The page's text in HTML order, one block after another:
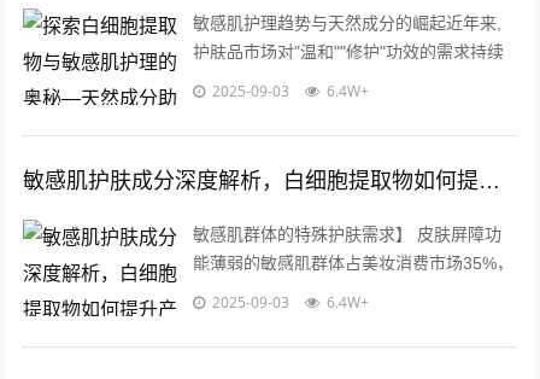
敏感肌护理趋势与天然成分的崛起近年来,
护肤品市场对"温和""修护"功效的需求持续
攀升，尤其是针对敏感肌人群的护理产品备
2025-09-03 6.4W+
敏感肌护肤成分深度解析，白细胞提取物如何提升产品温和性与修复力
敏感肌群体的特殊护肤需求】 皮肤屏障功
能薄弱的敏感肌群体占美妆消费市场35%，
这类人群对化妆品原料的选择尤为谨慎，现
2025-09-03 6.4W+